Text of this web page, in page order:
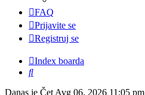
FAQ
Prijavite se
Registruj se
Index boarda
Pretraga
Danas je Čet Avg 06, 2026 11:05 pm